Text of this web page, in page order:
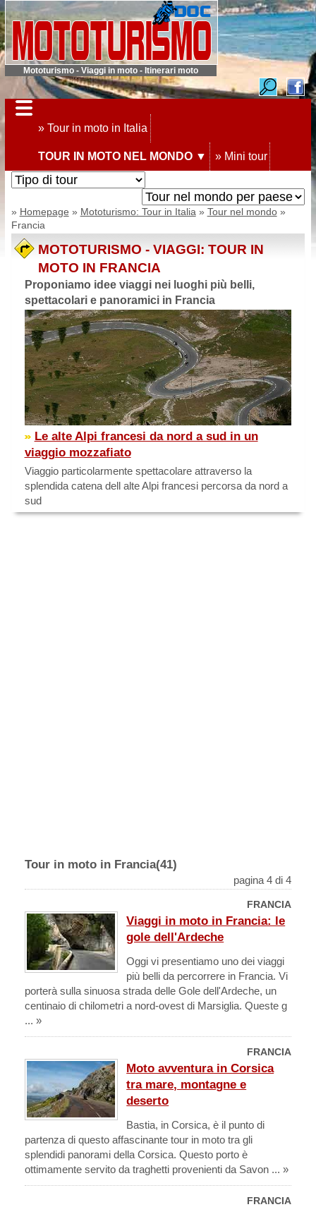
Mototurismo - Viaggi in moto - Itinerari moto
» Tour in moto in Italia
TOUR IN MOTO NEL MONDO ▼ » Mini tour
» Homepage » Mototurismo: Tour in Italia » Tour nel mondo»
Francia
MOTOTURISMO - VIAGGI: TOUR IN
MOTO IN FRANCIA
Proponiamo idee viaggi nei luoghi più belli,
spettacolari e panoramici in Francia
Le alte Alpi francesi da nord a sud in un
viaggio mozzafiato
Viaggio particolarmente spettacolare attraverso la
splendida catena dell alte Alpi francesi percorsa da nord a
sud
Tour in moto in Francia(41)
pagina 4 di 4
FRANCIA
Viaggi in moto in Francia: le
gole dell'Ardeche
Oggi vi presentiamo uno dei viaggi
più belli da percorrere in Francia. Vi
porterà sulla sinuosa strada delle Gole dell'Ardeche, un
centinaio di chilometri a nord-ovest di Marsiglia. Queste g
... »
FRANCIA
Moto avventura in Corsica
tra mare, montagne e
deserto
Bastia, in Corsica, è il punto di
partenza di questo affascinante tour in moto tra gli
splendidi panorami della Corsica. Questo porto è
ottimamente servito da traghetti provenienti da Savon ... »
FRANCIA